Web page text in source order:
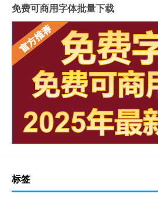
免费可商用字体批量下载
标签